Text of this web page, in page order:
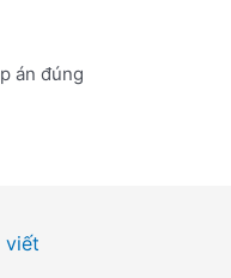
án đúng
viết